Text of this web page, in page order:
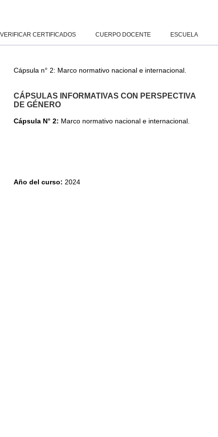
VERIFICAR CERTIFICADOS CUERPO DOCENTE ESCUELA
Cápsula n° 2: Marco normativo nacional e internacional.
CÁPSULAS INFORMATIVAS CON PERSPECTIVA
DE GÉNERO
Cápsula N° 2: Marco normativo nacional e internacional.
Año del curso: 2024